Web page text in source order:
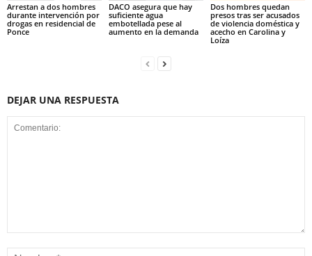
Arrestan a dos hombres
durante intervención por
drogas en residencial de
Ponce
DACO asegura que hay
suficiente agua
embotellada pese al
aumento en la demanda
Dos hombres quedan
presos tras ser acusados
de violencia doméstica y
acecho en Carolina y
Loíza
DEJAR UNA RESPUESTA